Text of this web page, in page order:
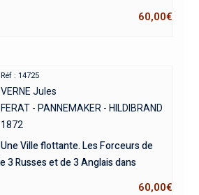
60,00€
Réf : 14725
VERNE Jules
FERAT - PANNEMAKER - HILDIBRAND
1872
Une Ville flottante. Les Forceurs de
3 Russes et de 3 Anglais dans
60,00€